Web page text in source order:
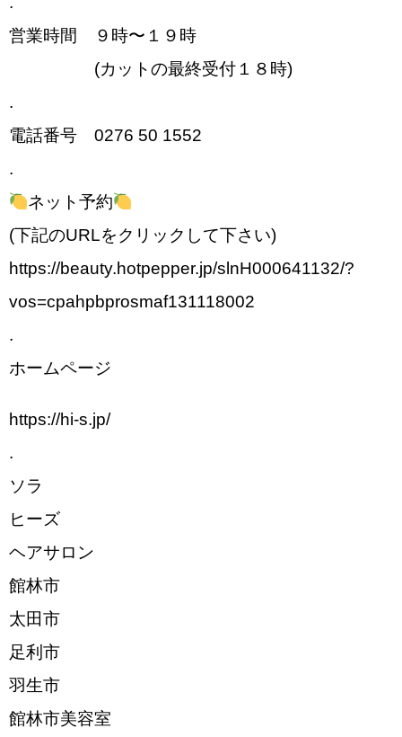
営業時間 ９時〜１９時
(カットの最終受付１８時)
.
電話番号 0276 50 1552
.
ネット予約
(下記のURLをクリックして下さい)
https://beauty.hotpepper.jp/slnH000641132/?
vos=cpahpbprosmaf131118002
.
ホームページ
https://hi-s.jp/
.
ソラ
ヒーズ
ヘアサロン
館林市
太田市
足利市
羽生市
館林市美容室